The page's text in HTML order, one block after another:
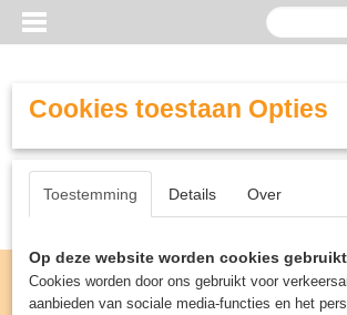
Cookies toestaan Opties
Toestemming Details Over
Op deze website worden cookies gebruikt
Cookies worden door ons gebruikt voor
aanbieden van sociale media-functies en het